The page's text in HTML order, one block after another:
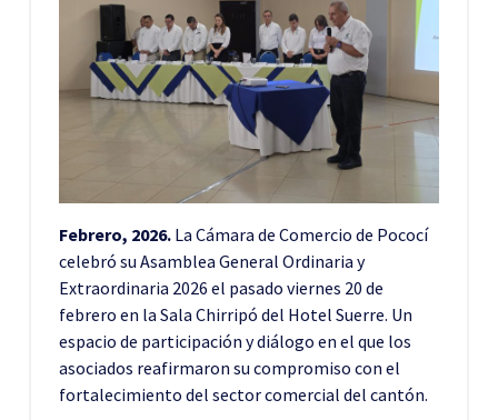
Febrero, 2026. La Cámara de Comercio de Pococí
celebró su Asamblea General Ordinaria y
Extraordinaria 2026 el pasado viernes 20 de
febrero en la Sala Chirripó del Hotel Suerre. Un
espacio de participación y diálogo en el que los
asociados reafirmaron su compromiso con el
fortalecimiento del sector comercial del cantón.